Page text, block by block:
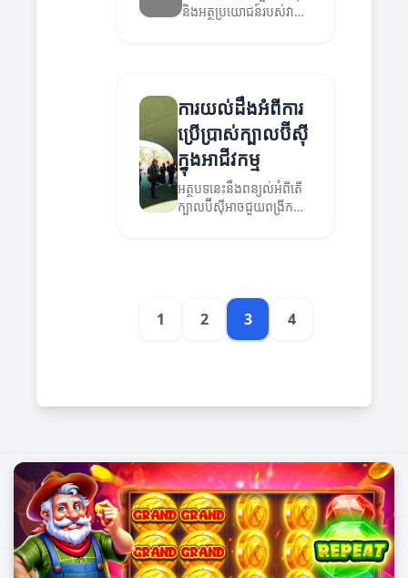
និងអត្ថប្រយោជន៍របស់វា
ការយល់ដឹងអំពីការ
ប្រើប្រាស់ក្បាលប៊ីស៊ី
ក្នុងអាជីវកម្ម
អត្ថបទនេះនឹងពន្យល់អំពីតើ
ក្បាលប៊ីស៊ីអាចជួយពង្រីក
1 2 3 4